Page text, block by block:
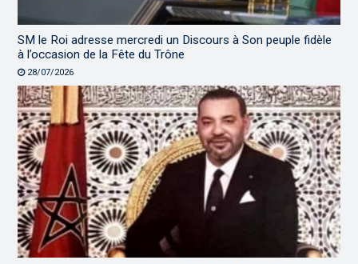
SM le Roi adresse mercredi un Discours à Son peuple fidèle
à l’occasion de la Fête du Trône
28/07/2026